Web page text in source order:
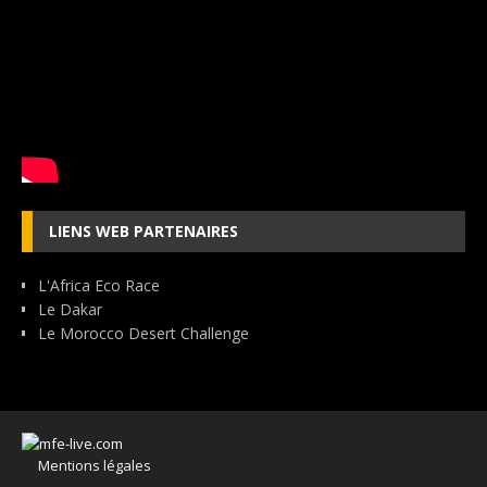
LIENS WEB PARTENAIRES
L'Africa Eco Race
Le Dakar
Le Morocco Desert Challenge
Mentions légales